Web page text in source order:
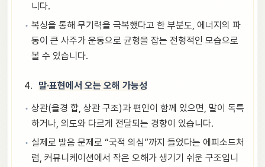
니다.
복싱을 통해 무기력을 극복했다고 한 부분도, 에너지의 파
동이 큰 사주가 운동으로 균형을 잡는 전형적인 모습으로
볼 수 있습니다.
말·표현에서 오는 오해 가능성
상관(을경 합, 상관 구조)과 편인이 함께 있으면, 말이 독특
하거나, 의도와 다르게 전달되는 경향이 있습니다.
실제로 발음 문제로 “국적 의심”까지 들었다는 에피소드처
럼, 커뮤니케이션에서 작은 오해가 생기기 쉬운 구조입니